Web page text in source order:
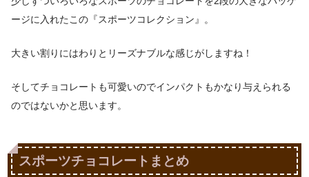
ージに入れたこの『スポーツコレクション』。
大きい割りにはわりとリーズナブルな感じがしますね！
そしてチョコレートも可愛いのでインパクトもかなり与えられる
のではないかと思います。
スポーツチョコレートまとめ